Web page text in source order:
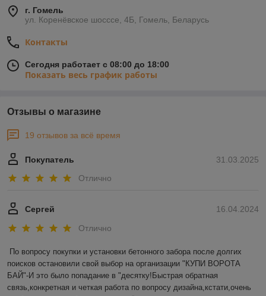
г. Гомель
ул. Коренёвское шосссе, 4Б, Гомель, Беларусь
Контакты
Сегодня работает с 08:00 до 18:00
Показать весь график работы
Отзывы о магазине
19 отзывов за всё время
31.03.2025
Покупатель
Отлично
16.04.2024
Сергей
Отлично
По вопросу покупки и установки бетонного забора после долгих
поисков остановили свой выбор на организации "КУПИ ВОРОТА
БАЙ"-И это было попадание в "десятку!Быстрая обратная
связь,конкретная и четкая работа по вопросу дизайна,кстати,очень